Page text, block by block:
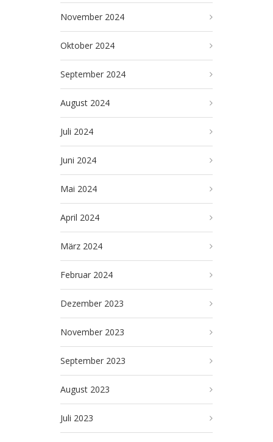
November 2024
Oktober 2024
September 2024
August 2024
Juli 2024
Juni 2024
Mai 2024
April 2024
März 2024
Februar 2024
Dezember 2023
November 2023
September 2023
August 2023
Juli 2023